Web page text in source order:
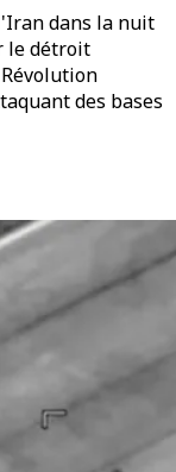
dans la nuit
le détroit
des bases